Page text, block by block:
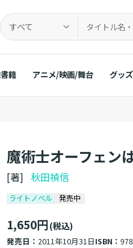
すべて
籍 アニメ/映画/舞台 グッ
魔術士オーフェ
[著]秋田禎信
ライトノベル 発売中
1,650円(税込)
発売日：2011年10月31日ISBN：